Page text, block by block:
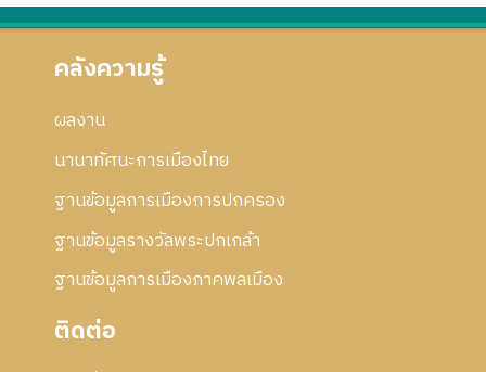
คลังความรู้
ผลงาน
นานาทัศนะการเมืองไทย
ฐานข้อมูลการเมืองการปกครอง
ฐานข้อมูลรางวัลพระปกเกล้า
ฐานข้อมูลการเมืองภาคพลเมือง
ติดต่อ